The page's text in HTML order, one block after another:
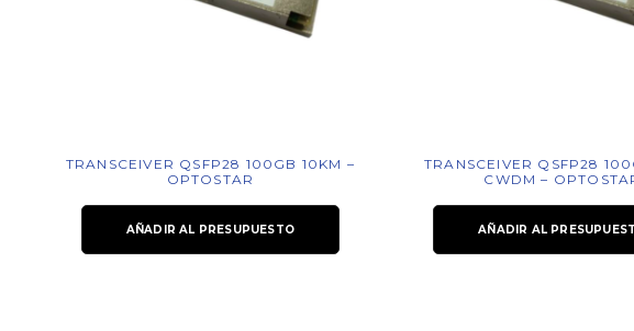
TRANSCEIVER QSFP28 100GB 10KM –
OPTOSTAR
AÑADIR AL PRESUPUESTO
TRANSCEIVER QSFP28
CWDM –
AÑADIR AL